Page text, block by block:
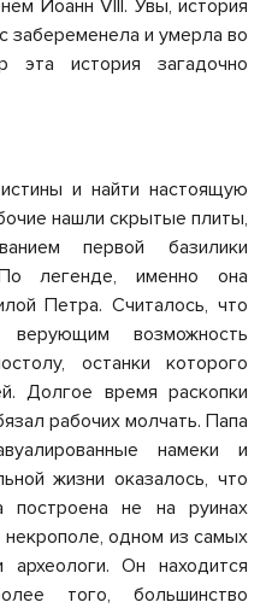
Иоанн VIII. Увы, история
забеременела и умерла во
история загадочно
и найти настоящую
нашли скрытые плиты,
первой базилики
По легенде, именно она
Петра. Считалось, что
возможность
останки которого
Долгое время раскопки
рабочих молчать. Папа
намеки и
жизни оказалось, что
построена не на руинах
одном из самых
археологи. Он находится
того, большинство